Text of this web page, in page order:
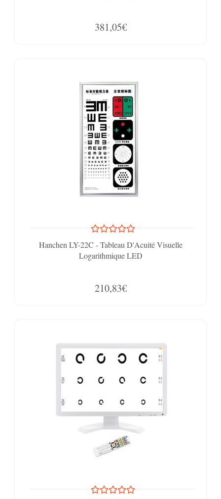
381,05€
Hanchen LY-22C - Tableau D'Acuité Visuelle
Logarithmique LED
210,83€